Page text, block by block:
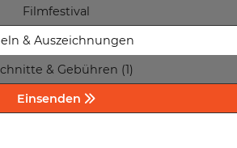
Filmfestival
& Auszeichnungen
& Gebühren (1)
Einsenden